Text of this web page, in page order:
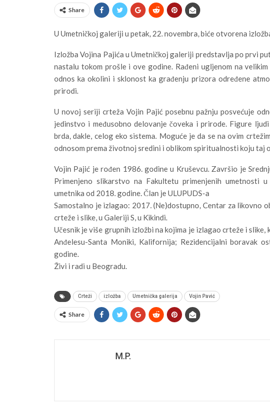
Share
U Umetničkoj galeriji u petak, 22. novembra, biće otvorena
Izložba Vojina Pajića u Umetničkoj galeriji predstavlja po prvi
nastalu tokom prošle i ove godine. Rađeni ugljenom na
odnos ka okolini i sklonost ka građenju prizora određene
prirodi.
U novoj seriji crteža Vojin Pajić posebnu pažnju posvećuje
jedinstvo i međusobno delovanje čoveka i prirode. Figure
brda, dakle, celog eko sistema. Moguće je da se na ovim
odnosom prema životnoj sredini i oblikom spiritualnosti koju taj
Vojin Pajić je rođen 1986. godine u Kruševcu. Završio je
Primenjeno slikarstvo na Fakultetu primenjenih umetnosti
umetnika od 2018. godine. Član je ULUPUDS-a
Samostalno je izlagao: 2017. (Ne)dostupno, Centar za likovno
crteže i slike, u Galeriji S, u Kikindi.
Učesnik je više grupnih izložbi na kojima je izlagao crteže i slike,
Anđelesu-Santa Moniki, Kalifornija; Rezidencijalni boravak
godine.
Živi i radi u Beogradu.
Crteži izložba Umetnička galerija Vojin Pavić
Share
M.P.